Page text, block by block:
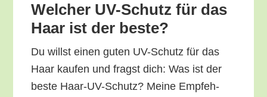
Wel­cher UV-Schutz für das
Haar ist der beste?
Du willst einen guten UV-Schutz für das
Haar kau­fen und fragst dich: Was ist der
bes­te Haar-UV-Schutz? Mei­ne Emp­feh­